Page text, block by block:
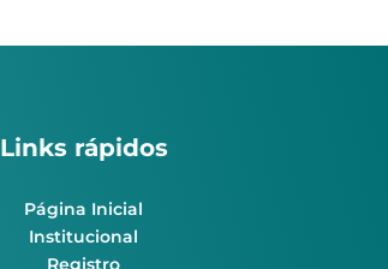
Links rápidos
Página Inicial
Institucional
Registro